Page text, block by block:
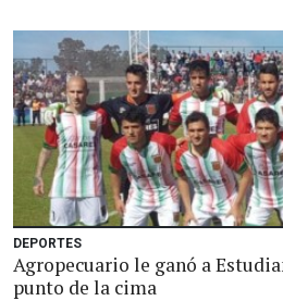
DEPORTES
Agropecuario le ganó a
punto de la cima